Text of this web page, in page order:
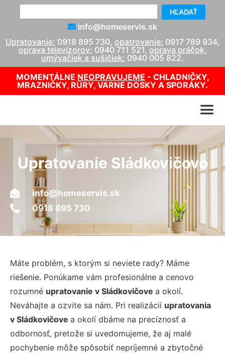
HĽADAŤ
info@homeservis.sk
Upratovanie: 0918 895 730, opatrovanie: 0917 789 934,
oprava televízorov: 0940 711 521, oprava práčok,
umývačiek a sušičiek: 0940 005 822.
MOMENTÁLNE NEOPRAVUJEME - CHLADNIČKY,
MRAZNIČKY, RÚRY, VARNÉ DOSKY A SPORÁKY.
Upratovanie Sládkovičovo
info@homeservis.sk
0918 895 730
Máte problém, s ktorým si neviete rady? Máme
riešenie. Ponúkame vám profesionálne a cenovo
rozumné upratovanie v Sládkovičove a okolí.
Neváhajte a ozvite sa nám. Pri realizácií upratovania
v Sládkovičove a okolí dbáme na precíznosť a
odbornosť, pretože si uvedomujeme, že aj malé
pochybenie môže spôsobiť nepríjemné a zbytočné